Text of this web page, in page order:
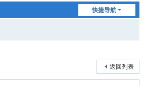
快捷导航
返回列表